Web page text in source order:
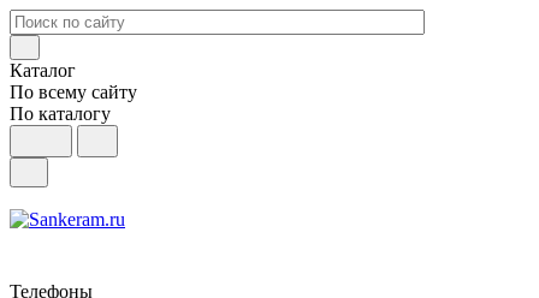
Каталог
По всему сайту
По каталогу
Телефоны